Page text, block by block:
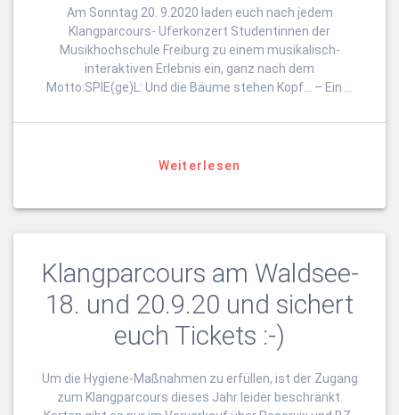
Am Sonntag 20. 9.2020 laden euch nach jedem
Klangparcours- Uferkonzert Studentinnen der
Musikhochschule Freiburg zu einem musikalisch-
interaktiven Erlebnis ein, ganz nach dem
Motto:SPIE(ge)L: Und die Bäume stehen Kopf… – Ein …
Weiterlesen
Klangparcours am Waldsee-
18. und 20.9.20 und sichert
euch Tickets :-)
Um die Hygiene-Maßnahmen zu erfüllen, ist der Zugang
zum Klangparcours dieses Jahr leider beschränkt.